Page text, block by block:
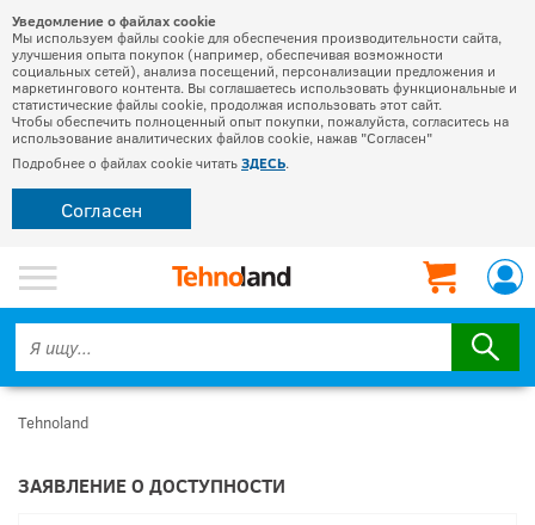
Уведомление о файлах cookie
Мы используем файлы cookie для обеспечения производительности сайта,
улучшения опыта покупок (например, обеспечивая возможности
социальных сетей), анализа посещений, персонализации предложения и
маркетингового контента. Вы соглашаетесь использовать функциональные и
статистические файлы cookie, продолжая использовать этот сайт.
Чтобы обеспечить полноценный опыт покупки, пожалуйста, согласитесь на
использование аналитических файлов cookie, нажав "Согласен"
Подробнее о файлах cookie читатьЗДЕСЬ.
Согласен
Tehnoland
ЗАЯВЛЕНИЕ О ДОСТУПНОСТИ